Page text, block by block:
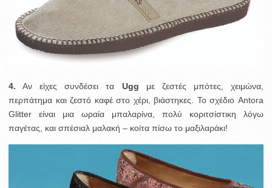
4. Αν είχες συνδέσει τα Ugg με ζεστές μπότες, χειμώνα,
περπάτημα και ζεστό καφέ στο χέρι, βιάστηκες. Το σχέδιο Antora
Glitter είναι μια ωραία μπαλαρίνα, πολύ κοριτσίστικη λόγω
παγέτας, και σπέσιαλ μαλακή – κοίτα πίσω το μαξιλαράκι!